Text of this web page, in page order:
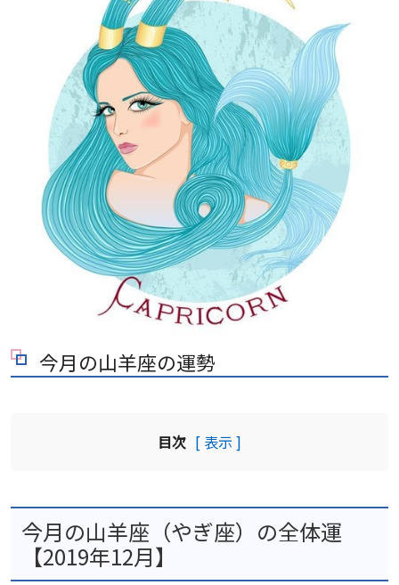
今月の山羊座の運勢
目次 [ 表示 ]
今月の山羊座（やぎ座）の全体運
【2019年12月】